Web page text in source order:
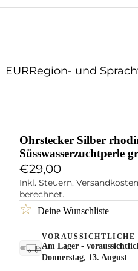
EURRegion- und
Ohrstecker Silber
Süsswasserzuchtperle
€29,00
Inkl. Steuern.
berechnet.
☆ Deine Wunschliste
VORAUSSICHTLICHE
Am Lager -
Donnerstag, 13. August